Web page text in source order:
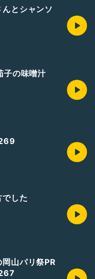
とシャンソ
子の味噌汁
でした
山パリ祭PR